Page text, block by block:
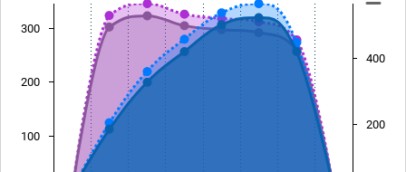
100
200
300
200
400